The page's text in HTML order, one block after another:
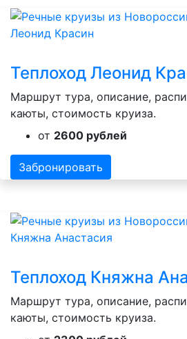
Теплоход Леонид
Маршрут тура, описание,
каюты, стоимость круиза.
от 2600 рублей
Забронировать
Теплоход Княжна
Маршрут тура, описание,
каюты, стоимость круиза.